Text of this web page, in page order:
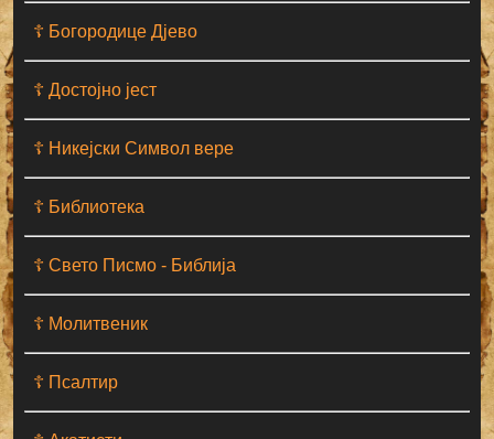
☦ Богородице Дјево
☦ Достојно јест
☦ Никејски Символ вере
☦ Библиотека
☦ Свето Писмо - Библија
☦ Молитвеник
☦ Псалтир